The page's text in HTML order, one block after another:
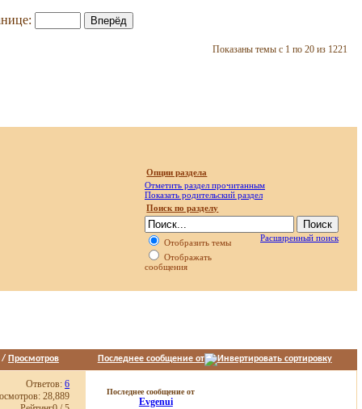
Показаны темы с 1 по 20 из 1221
Опции раздела
Отметить раздел прочитанным
Показать родительский раздел
Поиск по разделу
Отобразить темы
Отображать
сообщения
Расширенный поиск
Просмотров Последнее сообщение от
Ответов:6
28,889
Последнее сообщение от
Evgenui